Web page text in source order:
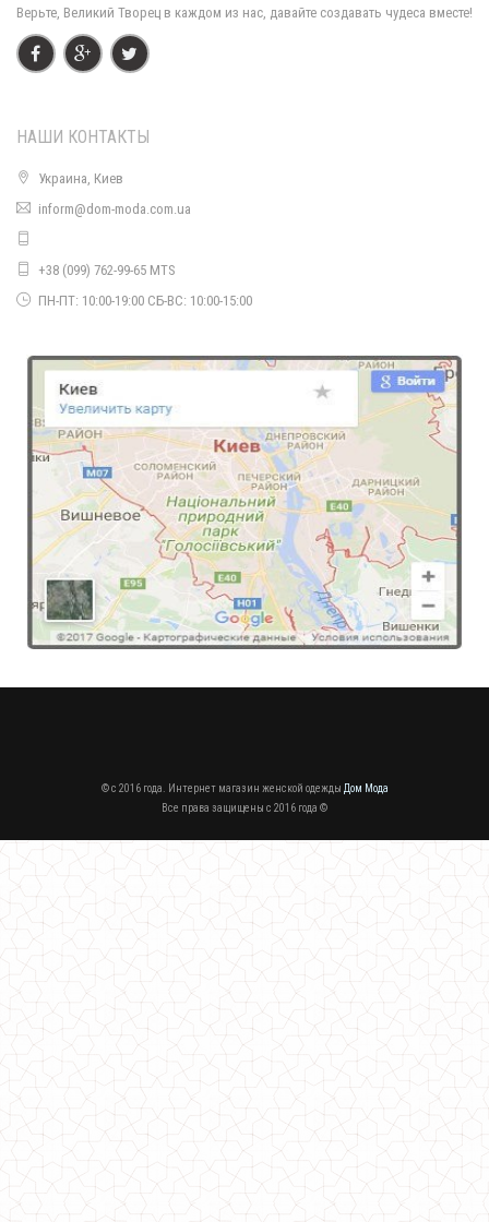
Вязаная шапка женская на флисе с хомутом
Двухслойная шапка женская
440.00грн.
Модная вязаная шапка женская с помпоном
370.00грн.
Модная женская шапка с ушками кошка
330.00грн.
Верьте, Великий Творец в каждом из нас, давайте создавать чудеса вместе!
НАШИ КОНТАКТЫ
Украина, Киев
inform@dom-moda.com.ua
+38 (099) 762-99-65 MTS
ПН-ПТ: 10:00-19:00 СБ-ВС: 10:00-15:00
© c 2016 года. Интернет магазин женской одежды Дом Мода
Все права защищены c 2016 года ©